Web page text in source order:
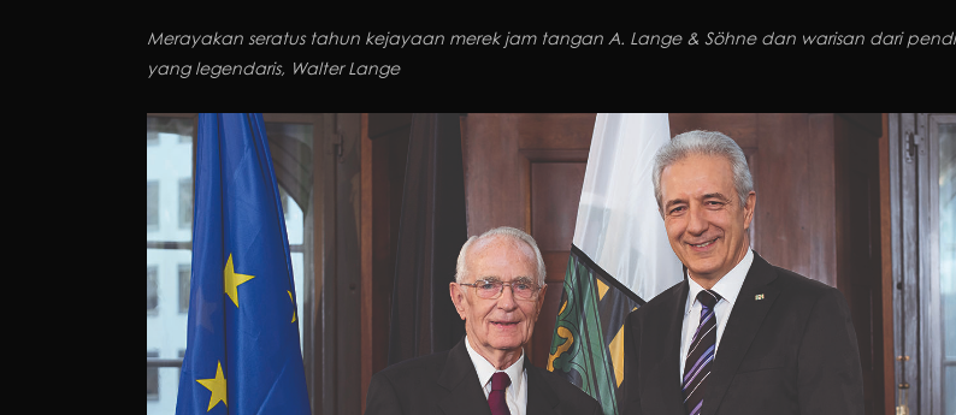
Merayakan seratus tahun kejayaan merek jam tangan A. Lange & Söhne dan warisan dari
yang legendaris, Walter Lange